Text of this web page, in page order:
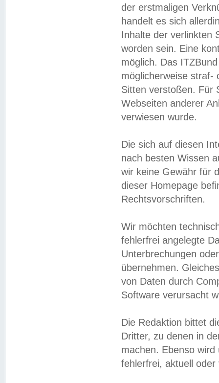
der erstmaligen
handelt es sich
Inhalte der verlinkten
worden sein. Eine
möglich. Das
möglicherweise straf-
Sitten verstoßen. Für
Webseiten anderer
verwiesen wurde.
Die sich auf diesen
nach besten Wissen
wir keine Gewähr für
dieser Homepage
Rechtsvorschriften.
Wir möchten
fehlerfrei angelegte
Unterbrechungen
übernehmen.
von Daten durch
Software verursacht
Die Redaktion bittet
Dritter, zu denen in
machen. Ebenso
fehlerfrei, aktuell oder